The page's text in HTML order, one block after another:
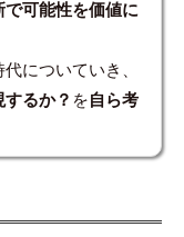
で可能性を価値に
代についていき、
るか？ を自ら考